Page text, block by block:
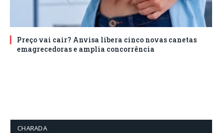
Preço vai cair? Anvisa libera cinco novas canetas
emagrecedoras e amplia concorrência
CHARADA